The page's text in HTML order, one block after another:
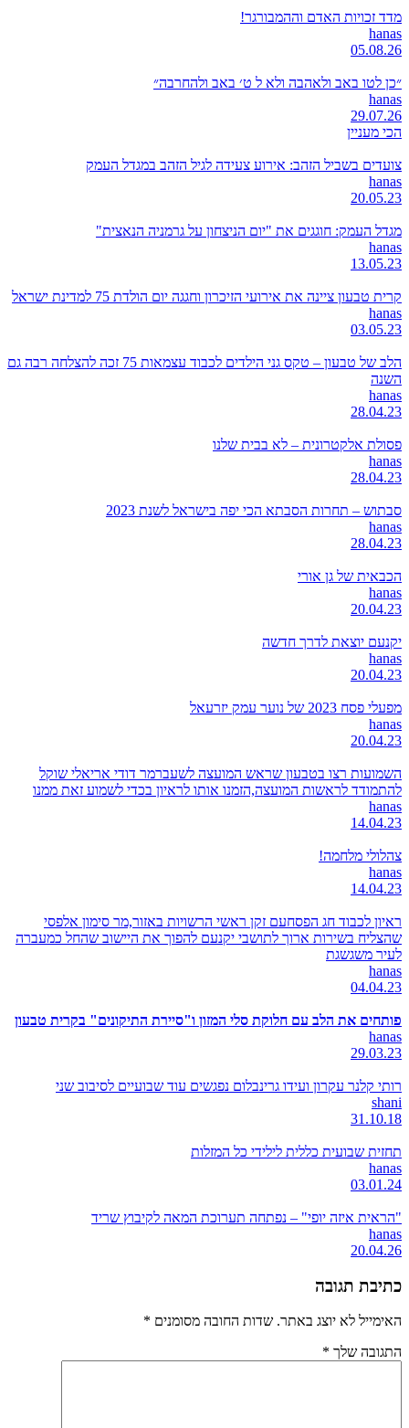
מדד זכויות האדם וההמבורגר!
hanas
05.08.26
״כן לטו באב ולאהבה ולא ל ט׳ באב ולהחרבה״
hanas
29.07.26
הכי מעניין
צועדים בשביל הזהב: אירוע צעידה לגיל הזהב במגדל העמק
hanas
20.05.23
מגדל העמק: חוגגים את "יום הניצחון על גרמניה הנאצית"
hanas
13.05.23
קרית טבעון ציינה את אירועי הזיכרון וחגגה יום הולדת 75 למדינת ישראל
hanas
03.05.23
הלב של טבעון – טקס גני הילדים לכבוד עצמאות 75 זכה להצלחה רבה גם
השנה
hanas
28.04.23
פסולת אלקטרונית – לא בבית שלנו
hanas
28.04.23
סבתוש – תחרות הסבתא הכי יפה בישראל לשנת 2023
hanas
28.04.23
הכבאית של גן אורי
hanas
20.04.23
יקנעם יוצאת לדרך חדשה
hanas
20.04.23
מפעלי פסח 2023 של נוער עמק יזרעאל
hanas
20.04.23
השמועות רצו בטבעון שראש המועצה לשעברמר דודי אריאלי שוקל
להתמודד לראשות המועצה,הזמנו אותו לראיון בכדי לשמוע זאת ממנו
hanas
14.04.23
צהלולי מלחמה!
hanas
14.04.23
ראיון לכבוד חג הפסחעם זקן ראשי הרשויות באזור,מר סימון אלפסי
שהצליח בשירות ארוך לתושבי יקנעם להפוך את היישוב שהחל כמעברה
לעיר משגשגת
hanas
04.04.23
פותחים את הלב עם חלוקת סלי המזון ו"סיירת התיקונים" בקרית טבעון
hanas
29.03.23
רותי קלנר עקרון ועידו גרינבלום נפגשים עוד שבועיים לסיבוב שני
shani
31.10.18
תחזית שבועית כללית לילידי כל המזלות
hanas
03.01.24
"הראית איזה יופי" – נפתחה תערוכת המאה לקיבוץ שריד
hanas
20.04.26
כתיבת תגובה
האימייל לא יוצג באתר. שדות החובה מסומנים *
התגובה שלך *